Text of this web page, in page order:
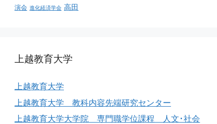
演会 進化経済学会 高田
上越教育大学
上越教育大学
上越教育大学 教科内容先端研究センター
上越教育大学大学院 専門職学位課程 人文･社会